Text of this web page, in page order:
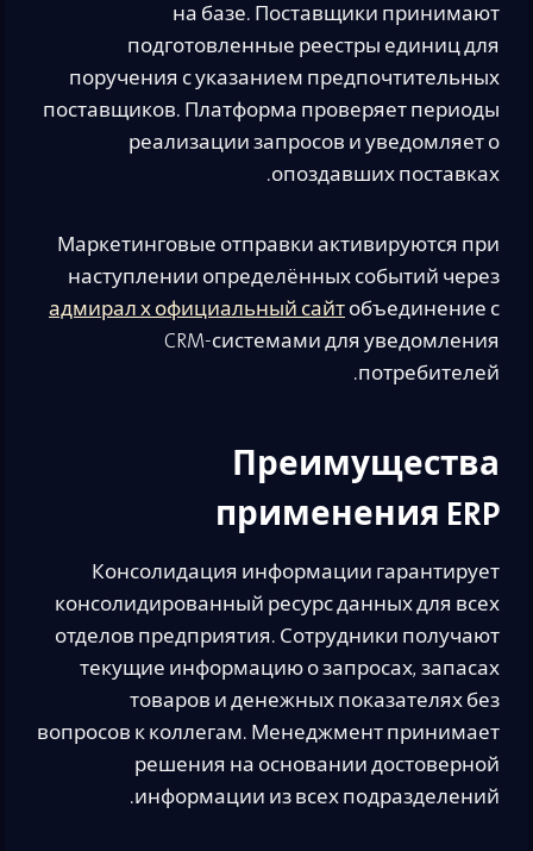
на базе. Поставщики принимают
подготовленные реестры единиц для
поручения с указанием предпочтительных
поставщиков. Платформа проверяет периоды
реализации запросов и уведомляет о
опоздавших поставках.
Маркетинговые отправки активируются при
наступлении определённых событий через
адмирал х официальный сайтобъединение с
CRM-системами для уведомления
потребителей.
Преимущества
применения ERP
Консолидация информации гарантирует
консолидированный ресурс данных для всех
отделов предприятия. Сотрудники получают
текущие информацию о запросах, запасах
товаров и денежных показателях без
вопросов к коллегам. Менеджмент принимает
решения на основании достоверной
информации из всех подразделений.